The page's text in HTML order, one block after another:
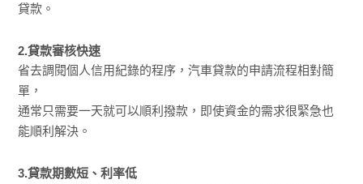
貸款。
2.貸款審核快速
省去調閱個人信用紀錄的程序，汽車貸款的申請流程相對簡
單，
通常只需要一天就可以順利撥款，即使資金的需求很緊急也
能順利解決。
3.貸款期數短、利率低